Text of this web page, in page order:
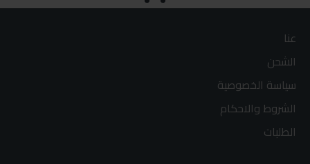
عنا
الشحن
سياسة الخصوصية
الشروط والاحكام
الطلبات